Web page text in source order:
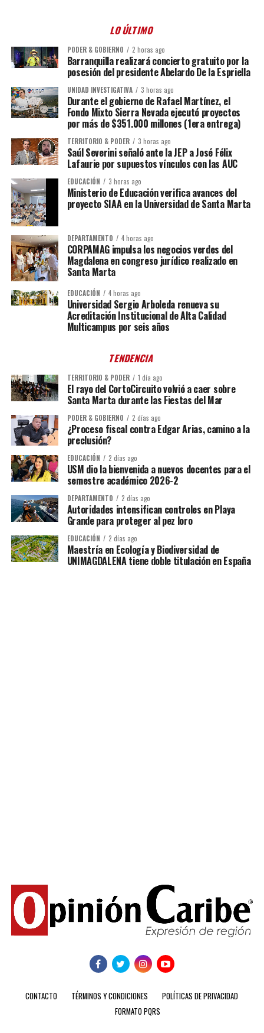
LO ÚLTIMO
PODER & GOBIERNO 2 horas ago
Barranquilla realizará concierto gratuito por la
posesión del presidente Abelardo De la Espriella
UNIDAD INVESTIGATIVA 3 horas ago
Durante el gobierno de Rafael Martínez, el
Fondo Mixto Sierra Nevada ejecutó proyectos
por más de $351.000 millones (1era entrega)
TERRITORIO & PODER 3 horas ago
Saúl Severini señaló ante la JEP a José Félix
Lafaurie por supuestos vínculos con las AUC
EDUCACIÓN 3 horas ago
Ministerio de Educación verifica avances del
proyecto SIAA en la Universidad de Santa Marta
DEPARTAMENTO 4 horas ago
CORPAMAG impulsa los negocios verdes del
Magdalena en congreso jurídico realizado en
Santa Marta
EDUCACIÓN 4 horas ago
Universidad Sergio Arboleda renueva su
Acreditación Institucional de Alta Calidad
Multicampus por seis años
TENDENCIA
TERRITORIO & PODER 1 día ago
El rayo del CortoCircuito volvió a caer sobre
Santa Marta durante las Fiestas del Mar
PODER & GOBIERNO 2 días ago
¿Proceso fiscal contra Edgar Arias, camino a la
preclusión?
EDUCACIÓN 2 días ago
USM dio la bienvenida a nuevos docentes para el
semestre académico 2026-2
DEPARTAMENTO 2 días ago
Autoridades intensifican controles en Playa
Grande para proteger al pez loro
EDUCACIÓN 2 días ago
Maestría en Ecología y Biodiversidad de
UNIMAGDALENA tiene doble titulación en España
CONTACTO TÉRMINOS Y CONDICIONES
POLÍTICAS DE PRIVACIDAD
FORMATO PQRS